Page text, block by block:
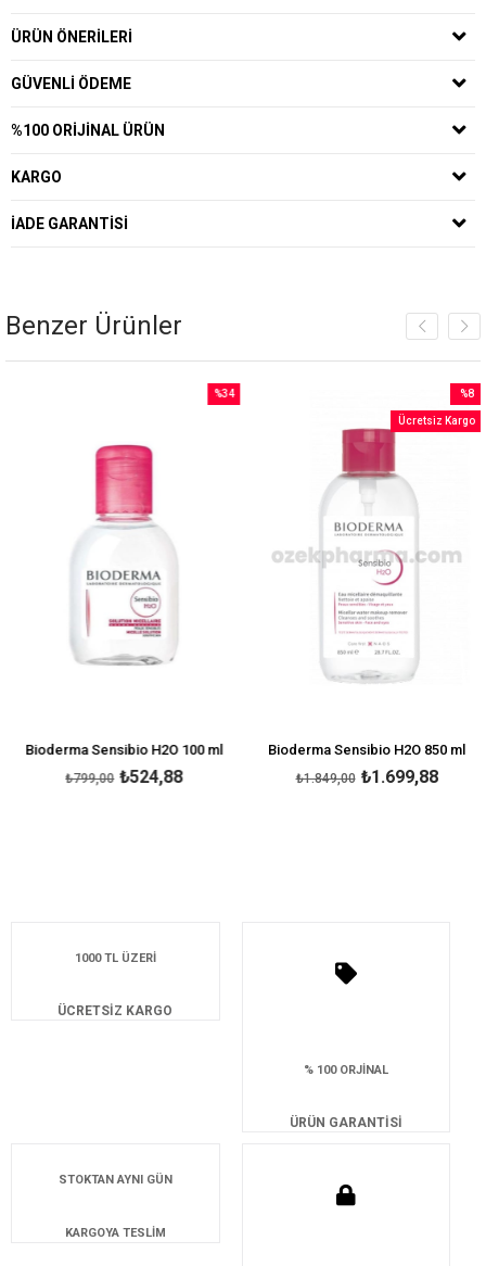
ÜRÜN ÖNERILERI
GÜVENLI ÖDEME
%100 ORIJINAL ÜRÜN
KARGO
İADE GARANTISI
Benzer Ürünler
Bioderma Sensibio H2O 100 ml
₺524,88
₺799,00
%34
Bioderma Sensibio H2O 850 ml
₺1.699,88
₺1.849,00
%8
İndirim
Ücretsiz Kargo
1000 TL ÜZERİ
ÜCRETSİZ KARGO
% 100 ORJİNAL
ÜRÜN GARANTİSİ
STOKTAN AYNI GÜN
KARGOYA TESLİM